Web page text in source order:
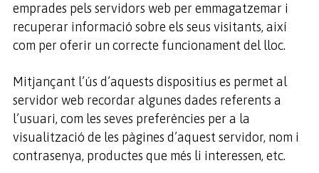
emprades pels servidors web per emmagatzemar i
recuperar informació sobre els seus visitants, així
com per oferir un correcte funcionament del lloc.
Mitjançant l’ús d’aquests dispositius es permet al
servidor web recordar algunes dades referents a
l’usuari, com les seves preferències per a la
visualització de les pàgines d’aquest servidor, nom i
contrasenya, productes que més li interessen, etc.